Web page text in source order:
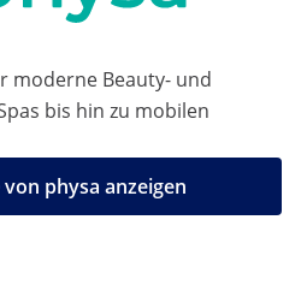
moderne Beauty- und
bis hin zu mobilen
physa anzeigen